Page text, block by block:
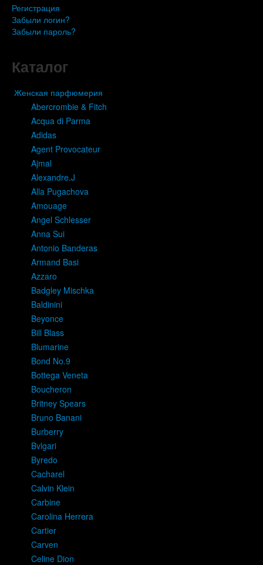
Регистрация
Забыли логин?
Забыли пароль?
Каталог
Женская парфюмерия
Abercrombie & Fitch
Acqua di Parma
Adidas
Agent Provocateur
Ajmal
Alexandre.J
Alla Pugachova
Amouage
Angel Schlesser
Anna Sui
Antonio Banderas
Armand Basi
Azzaro
Badgley Mischka
Baldinini
Beyonce
Bill Blass
Blumarine
Bond No.9
Bottega Veneta
Boucheron
Britney Spears
Bruno Banani
Burberry
Bvlgari
Byredo
Cacharel
Calvin Klein
Carbine
Carolina Herrera
Cartier
Carven
Celine Dion